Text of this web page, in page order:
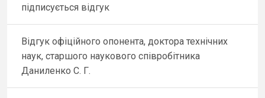
підписується відгук
Відгук офіційного опонента, доктора технічних
наук, старшого наукового співробітника
Даниленко С. Г.